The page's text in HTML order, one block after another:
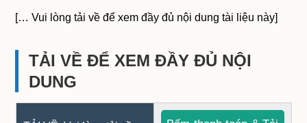
[… Vui lòng tải về để xem đầy đủ nội dung tài liệu này]
TẢI VỀ ĐỂ XEM ĐẦY ĐỦ NỘI
DUNG